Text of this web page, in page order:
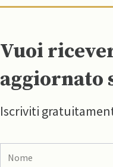
Vuoi
aggiornato
Iscriviti